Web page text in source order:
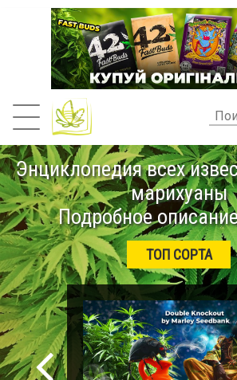
Энциклопедия всех
марихуаны
Подробное
ТОП СОРТА